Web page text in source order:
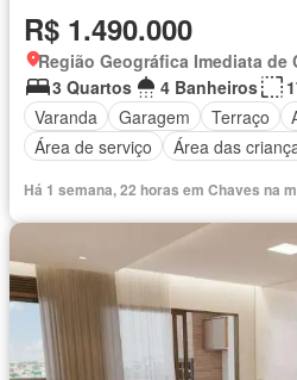
R$ 1.490.000
3 Quartos
4 Banheiros
Varanda
Garagem Terraço
Área de serviço
Área das
Há 1 semana, 22 horas em Chaves na